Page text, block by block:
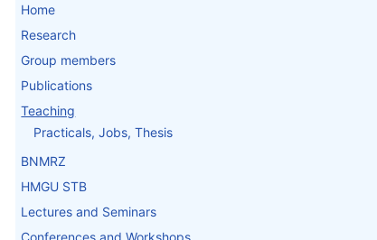
Home
Research
Group members
Publications
Teaching
Practicals, Jobs, Thesis
BNMRZ
HMGU STB
Lectures and Seminars
Conferences and Workshops